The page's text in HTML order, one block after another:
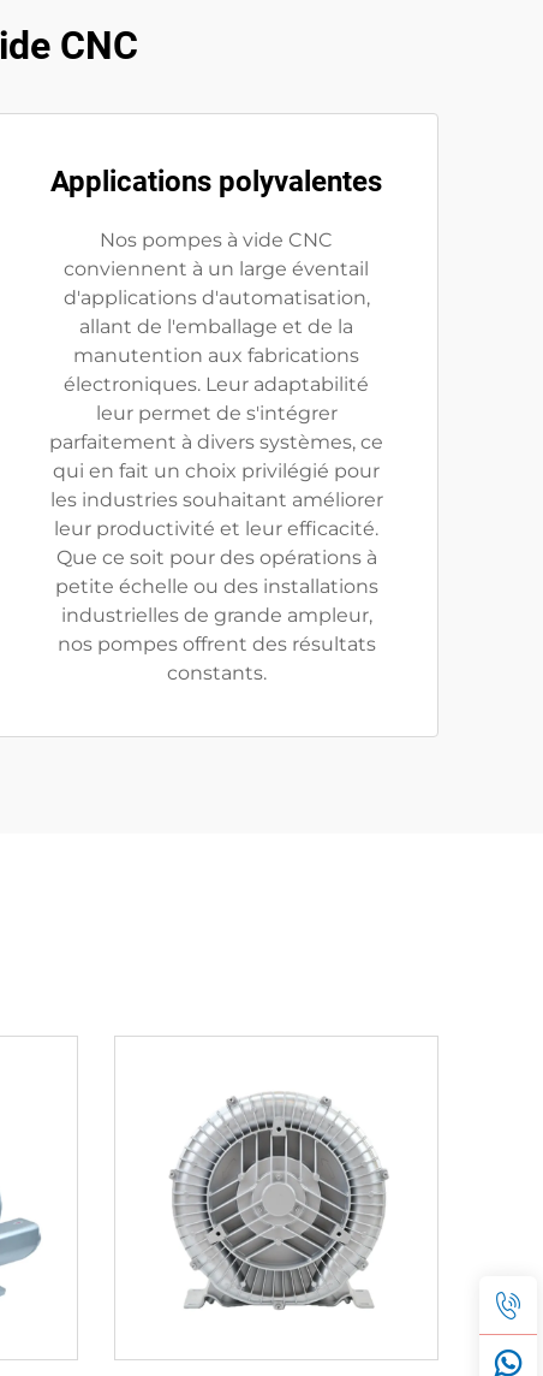
CNC
Applications polyvalentes
Nos pompes à vide CNC
conviennent à un large éventail
d'applications d'automatisation,
allant de l'emballage et de la
manutention aux fabrications
électroniques. Leur adaptabilité
leur permet de s'intégrer
parfaitement à divers systèmes, ce
qui en fait un choix privilégié pour
les industries souhaitant améliorer
leur productivité et leur efficacité.
Que ce soit pour des opérations à
petite échelle ou des installations
industrielles de grande ampleur,
nos pompes offrent des résultats
constants.